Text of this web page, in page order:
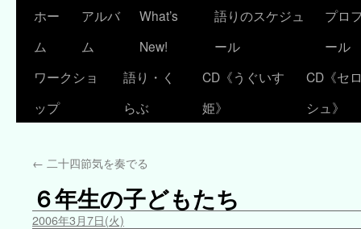
ホー
ム
アルバ
ム
What’s
New!
語りのスケジュ
ール
プロ
ール
ワークショ
ップ
語り・く
らぶ
CD《うぐいす
姫》
CD《セ
シュ》
← 二十四節気を奏でる
６年生の子どもたち
2006年3月7日(火)